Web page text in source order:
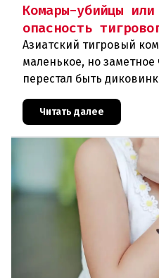
Комары-убийцы
опасность
Азиатский тигровый
маленькое, но
перестал быть
обосновался в регионе
Читать далее